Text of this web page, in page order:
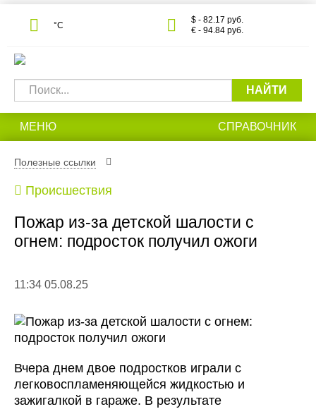
°С
$ - 82.17 руб.
€ - 94.84 руб.
НАЙТИ
МЕНЮ СПРАВОЧНИК
Полезные ссылки
Происшествия
Пожар из-за детской шалости с
огнем: подросток получил ожоги
11:34 05.08.25
Вчера днем двое подростков играли с
легковоспламеняющейся жидкостью и
зажигалкой в гараже. В результате